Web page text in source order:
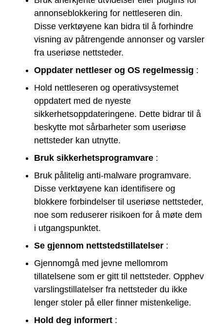
annonseblokkering for nettleseren din.
Disse verktøyene kan bidra til å forhindre
visning av påtrengende annonser og varsler
fra useriøse nettsteder.
Oppdater nettleser og OS regelmessig :
Hold nettleseren og operativsystemet
oppdatert med de nyeste
sikkerhetsoppdateringene. Dette bidrar til å
beskytte mot sårbarheter som useriøse
nettsteder kan utnytte.
Bruk sikkerhetsprogramvare :
Bruk pålitelig anti-malware programvare.
Disse verktøyene kan identifisere og
blokkere forbindelser til useriøse nettsteder,
noe som reduserer risikoen for å møte dem
i utgangspunktet.
Se gjennom nettstedstillatelser :
Gjennomgå med jevne mellomrom
tillatelsene som er gitt til nettsteder. Opphev
varslingstillatelser fra nettsteder du ikke
lenger stoler på eller finner mistenkelige.
Hold deg informert :